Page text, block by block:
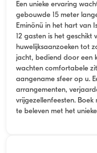
Een unieke ervaring
gebouwde 15 meter
Eminönü in het hart van
12 gasten is het geschikt
huwelijksaanzoeken tot
jacht, bediend door een
wachten comfortabele
aangename sfeer op u.
arrangementen,
vrijgezellenfeesten.
te beleven met het